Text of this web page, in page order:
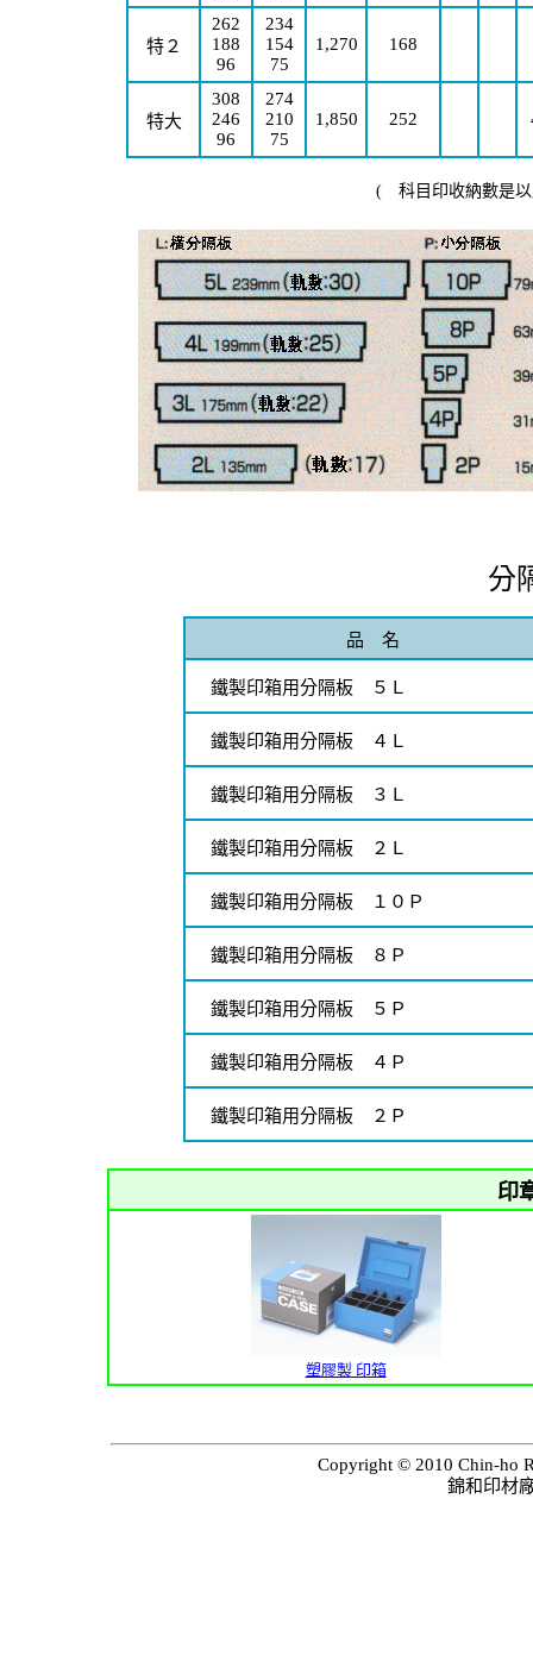
特２
262
188
96
234
154
75
1,270 168
特大
308
246
96
274
210
75
1,850 252
( 科目印收納數是
分
品 名
鐵製印箱用分隔板 ５Ｌ
鐵製印箱用分隔板 ４Ｌ
鐵製印箱用分隔板 ３Ｌ
鐵製印箱用分隔板 ２Ｌ
鐵製印箱用分隔板 １０Ｐ
鐵製印箱用分隔板 ８Ｐ
鐵製印箱用分隔板 ５Ｐ
鐵製印箱用分隔板 ４Ｐ
鐵製印箱用分隔板 ２Ｐ
印
塑膠製 印箱
Copyright © 2010 Chin-ho
錦和印材